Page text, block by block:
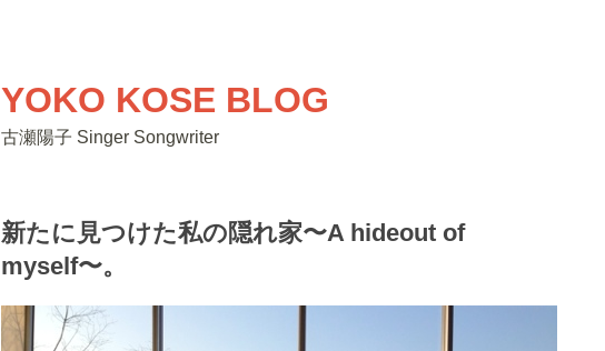
YOKO KOSE BLOG
古瀬陽子 Singer Songwriter
新たに見つけた私の隠れ家〜A hideout of
myself〜。